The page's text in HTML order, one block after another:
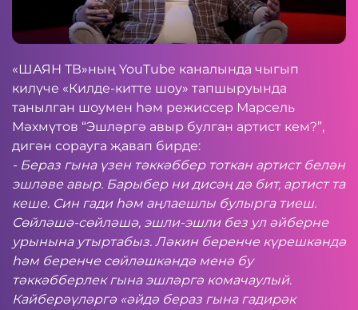
«ШАЯН ТВ»ның YouTube каналында чыгып
килүче «Килде-китте шоу» тапшыруында
танылган шоумен һәм режиссер Марсель
Мәхмүтов “Эшләргә авыр булган артист кем?”,
дигән сорауга җавап бирде:
- Бераз гына үзен тәккәббер тоткан артист белән
эшләве авыр. Барыбер ни дисәң дә бит, артист та
кеше. Син гади һәм аңлаешлы булырга тиеш.
Сөйләшә-сөйләшә, эшли-эшли без ул әйберне
урынына утыртабыз. Ләкин беренче күрешкәндә
һәм беренче сөйләшкәндә менә бу
тәккәбберлек гына эшләргә комачаулый.
Кайберәүләргә «әйдә бераз гына гадирәк